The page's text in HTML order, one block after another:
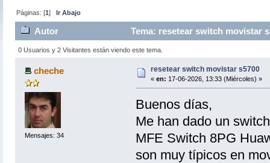
Páginas: [1]Ir Abajo
Autor Tema: resetear switch movistar
0 Usuarios y 2 Visitantes están viendo este tema.
cheche
Mensajes: 34
resetear switch movistar s5700
« en: 17-06-2026, 13:33 (Miércoles) »
Buenos días,
Me han dado un
MFE Switch 8PG
son muy típicos en